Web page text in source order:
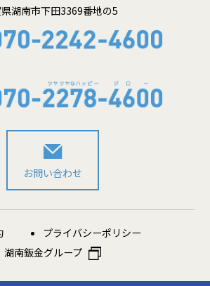
県湖南市下田3369番地の5
お問い合わせ
プライバシーポリシー
湖南鈑金グループ